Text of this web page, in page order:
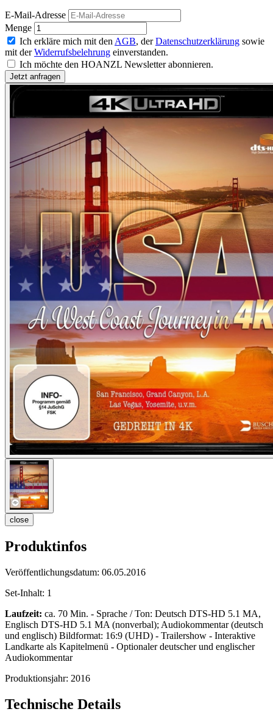
E-Mail-Adresse
Menge
Ich erkläre mich mit den AGB, derDatenschutzerklärung sowie
mit derWiderrufsbelehrung einverstanden.
Ich möchte den HOANZL Newsletter abonnieren.
close
Produktinfos
Veröffentlichungsdatum: 06.05.2016
Set-Inhalt: 1
Laufzeit: ca. 70 Min. - Sprache / Ton: Deutsch DTS-HD 5.1 MA,
Englisch DTS-HD 5.1 MA (nonverbal); Audiokommentar (deutsch
und englisch) Bildformat: 16:9 (UHD) - Trailershow - Interaktive
Landkarte als Kapitelmenü - Optionaler deutscher und englischer
Audiokommentar
Produktionsjahr: 2016
Technische Details